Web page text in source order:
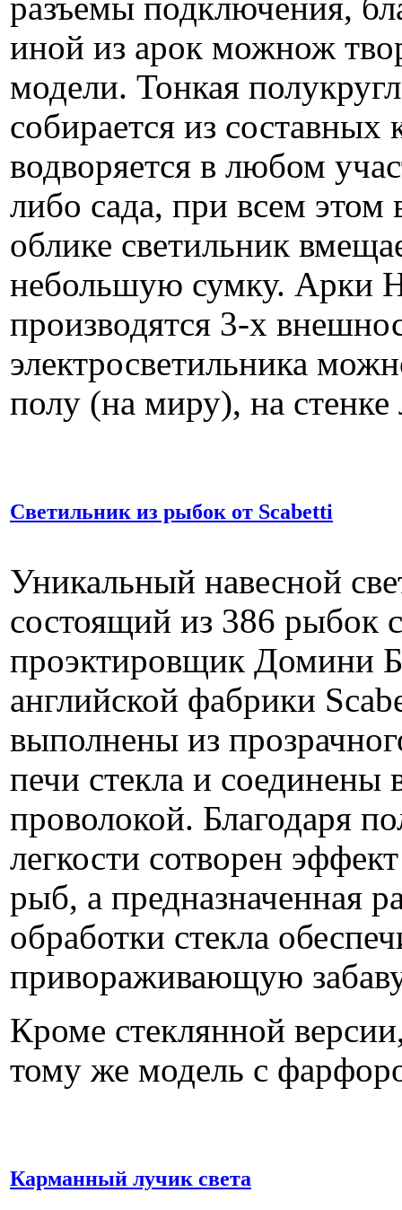
разъемы подключения,
иной из арок можнож
модели. Тонкая
собирается из составных
водворяется в любом
либо сада, при всем этом
облике светильник
небольшую сумку. Арки
производятся 3-х
электросветильника
полу (на миру), на стенке
Светильник из рыбок от Scabetti
Уникальный навесной
состоящий из 386 рыбок
проэктировщик Домини
английской фабрики
выполнены из
печи стекла и соединены
проволокой. Благодаря
легкости сотворен
рыб, а предназначенная
обработки стекла
привораживающую
Кроме стеклянной
тому же модель с
Карманный лучик света